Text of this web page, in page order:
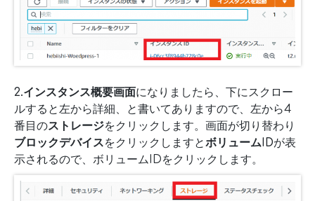
2.インスタンス概要画面になりましたら、下にスクロー
ルすると左から詳細、と書いてありますので、左から4
番目のストレージをクリックします。画面が切り替わり
ブロックデバイスをクリックしますとボリュームIDが表
示されるので、ボリュームIDをクリックします。